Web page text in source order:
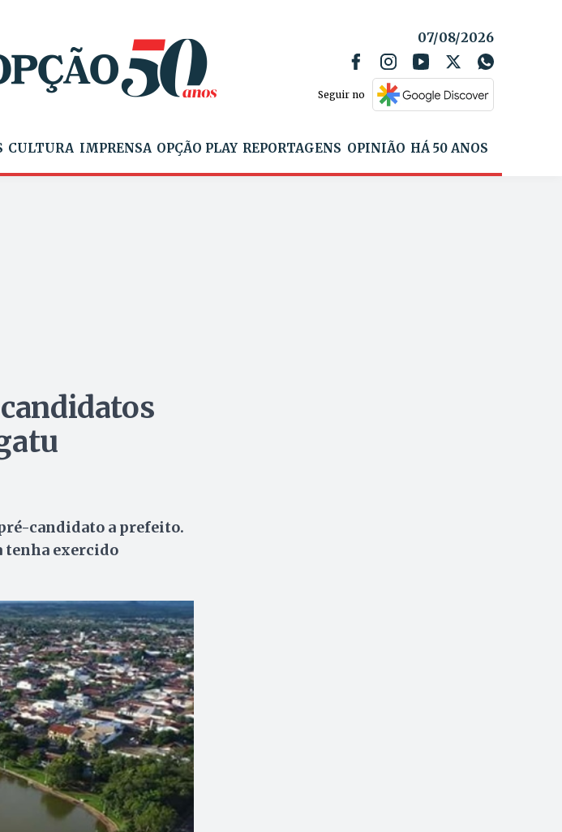
07/08/2026
Seguir no
CULTURA IMPRENSA OPÇÃO PLAY REPORTAGENS OPINIÃO HÁ 50 ANOS
candidato a prefeito.
tenha exercido